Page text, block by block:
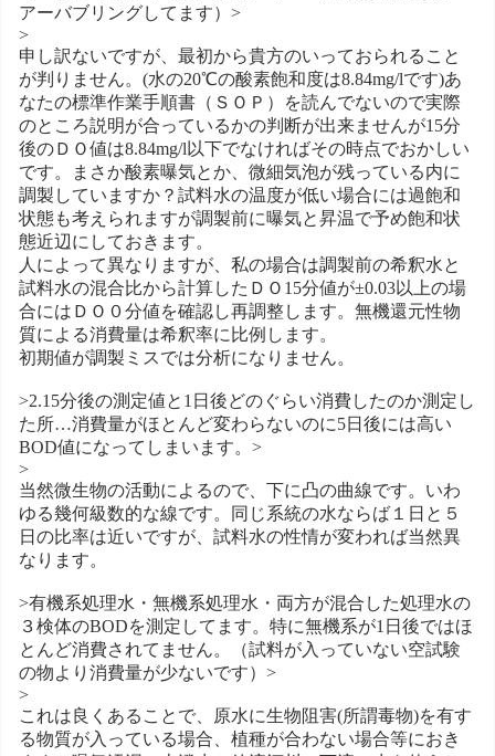
アーバブリングしてます）>
>
申し訳ないですが、最初から貴方のいっておられること
が判りません。(水の20℃の酸素飽和度は8.84mg/lです)あ
なたの標準作業手順書（ＳＯＰ）を読んでないので実際
のところ説明が合っているかの判断が出来ませんが15分
後のＤＯ値は8.84mg/l以下でなければその時点でおかしい
です。まさか酸素曝気とか、微細気泡が残っている内に
調製していますか？試料水の温度が低い場合には過飽和
状態も考えられますが調製前に曝気と昇温で予め飽和状
態近辺にしておきます。
人によって異なりますが、私の場合は調製前の希釈水と
試料水の混合比から計算したＤＯ15分値が±0.03以上の場
合にはＤＯ０分値を確認し再調整します。無機還元性物
質による消費量は希釈率に比例します。
初期値が調製ミスでは分析になりません。
>2.15分後の測定値と1日後どのぐらい消費したのか測定し
た所…消費量がほとんど変わらないのに5日後には高い
BOD値になってしまいます。>
>
当然微生物の活動によるので、下に凸の曲線です。いわ
ゆる幾何級数的な線です。同じ系統の水ならば１日と５
日の比率は近いですが、試料水の性情が変われば当然異
なります。
>有機系処理水・無機系処理水・両方が混合した処理水の
３検体のBODを測定してます。特に無機系が1日後ではほ
とんど消費されてません。（試料が入っていない空試験
の物より消費量が少ないです）>
>
これは良くあることで、原水に生物阻害(所謂毒物)を有す
る物質が入っている場合、植種が合わない場合等におき